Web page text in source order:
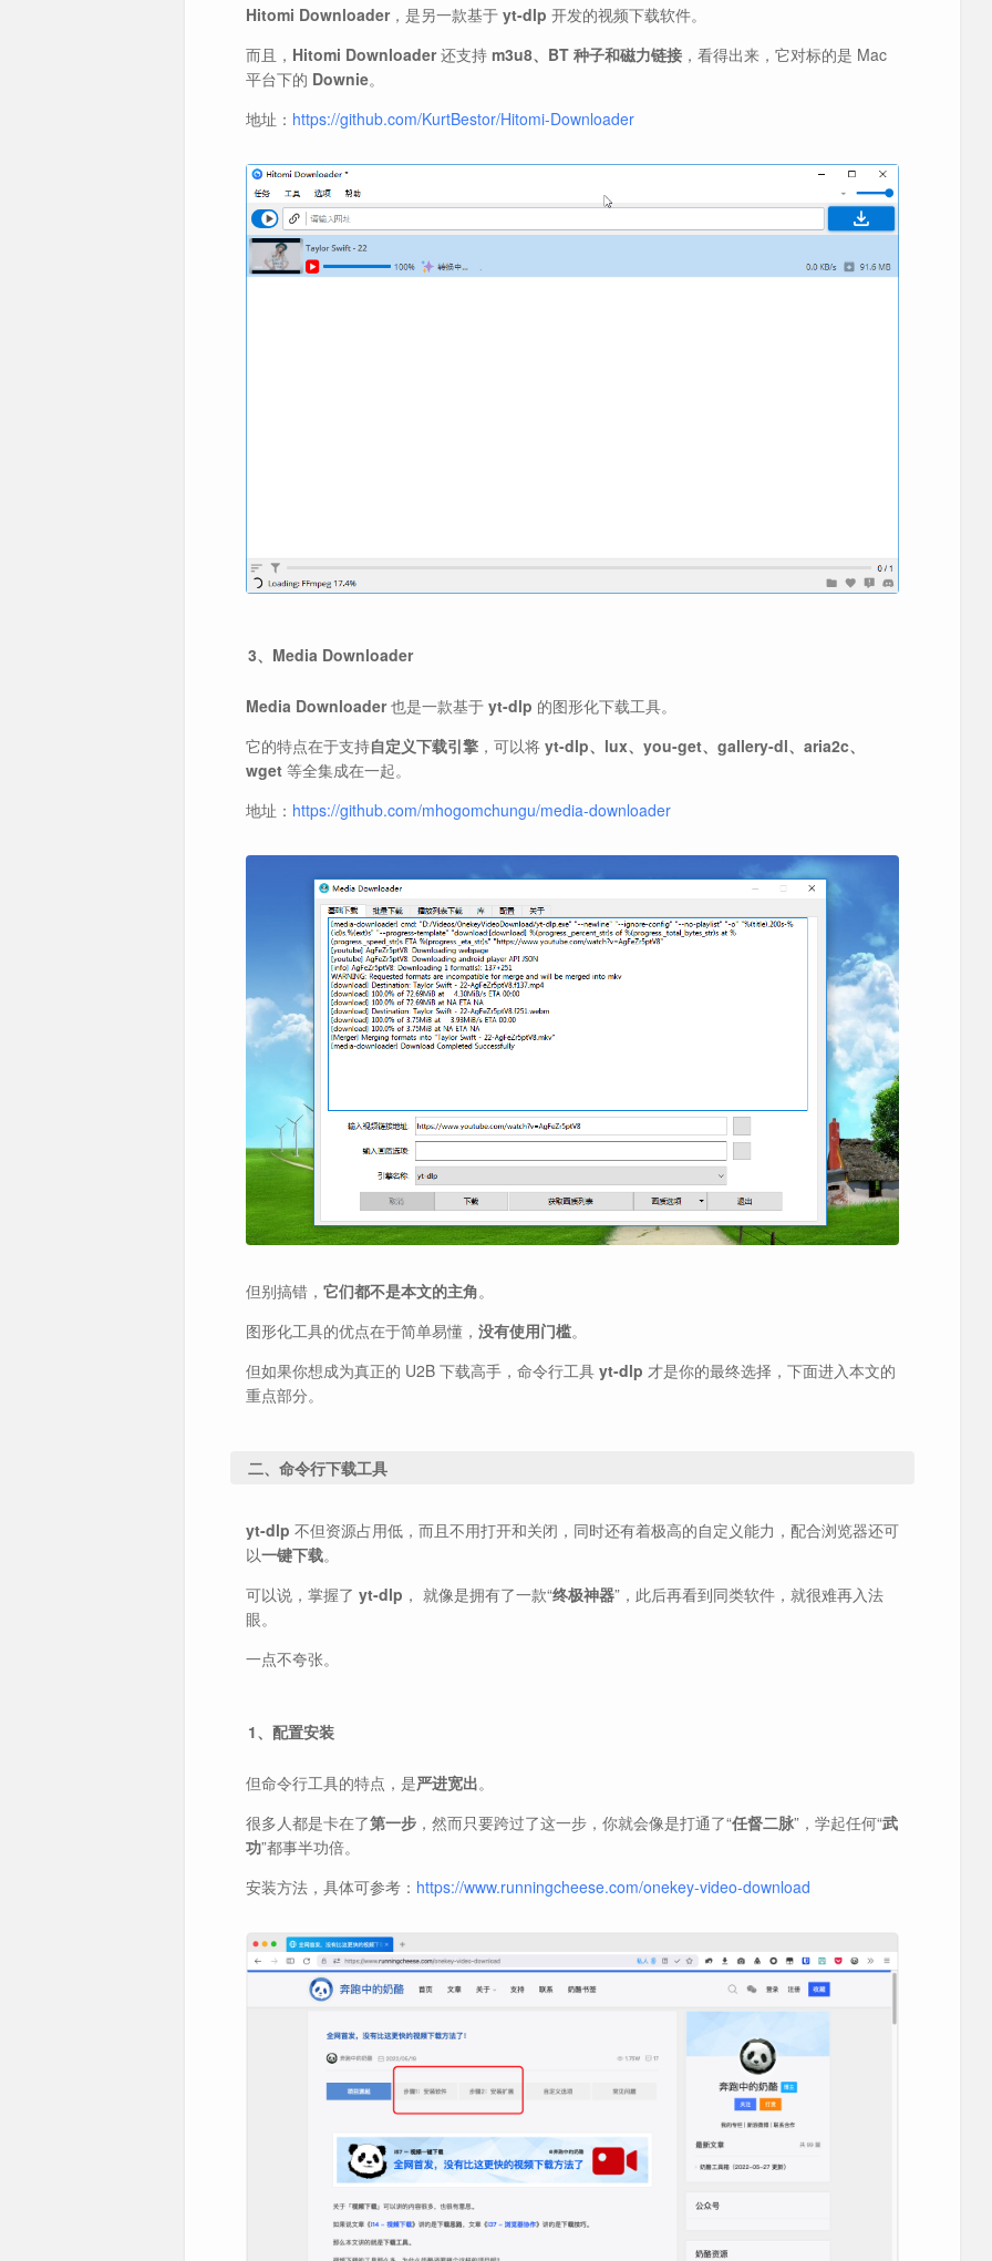
Hitomi Downloader，是另一款基于 yt-dlp 开发的视频下载软件。
而且， Hitomi Downloader还支持 m3u8、BT 种子和磁力链接 ，看得出来，它对标的是 Mac
平台下的 Downie。
地址： https://github.com/KurtBestor/Hitomi-Downloader
3、Media Downloader
Media Downloader也是一款基于 yt-dlp 的图形化下载工具。
它的特点在于支持自定义下载引擎 ，可以将 yt-dlp、lux、you-get、gallery-dl、aria2c、
wget 等全集成在一起。
地址： https://github.com/mhogomchungu/media-downloader
但别搞错， 它们都不是本文的主角。
图形化工具的优点在于简单易懂， 没有使用门槛。
但如果你想成为真正的 U2B 下载高手，命令行工具 yt-dlp 才是你的最终选择，下面进入本文的
重点部分。
二、命令行下载工具
yt-dlp 不但资源占用低，而且不用打开和关闭，同时还有着极高的自定义能力，配合浏览器还可
以一键下载。
可以说，掌握了 yt-dlp ， 就像是拥有了一款“终极神器”，此后再看到同类软件，就很难再入法
眼。
一点不夸张。
1、配置安装
但命令行工具的特点，是严进宽出。
很多人都是卡在了第一步 ，然而只要跨过了这一步，你就会像是打通了“任督二脉”，学起任何“武
功”都事半功倍。
安装方法，具体可参考： https://www.runningcheese.com/onekey-video-download